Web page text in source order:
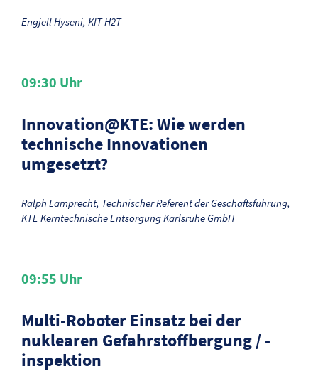
Engjell Hyseni, KIT-H2T
09:30 Uhr
Innovation@KTE: Wie werden
technische Innovationen
umgesetzt?
Ralph Lamprecht, Technischer Referent der Geschäftsführung,
KTE Kerntechnische Entsorgung Karlsruhe GmbH
09:55 Uhr
Multi-Roboter Einsatz bei der
nuklearen Gefahrstoffbergung / -
inspektion